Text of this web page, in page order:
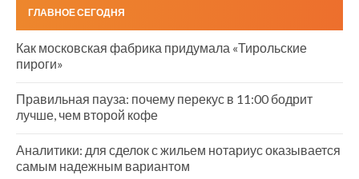
ГЛАВНОЕ СЕГОДНЯ
Как московская фабрика придумала «Тирольские
пироги»
Правильная пауза: почему перекус в 11:00 бодрит
лучше, чем второй кофе
Аналитики: для сделок с жильем нотариус оказывается
самым надежным вариантом